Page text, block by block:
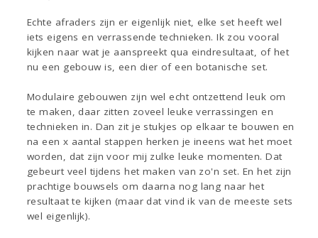
Echte afraders zijn er eigenlijk niet, elke set heeft wel
iets eigens en verrassende technieken. Ik zou vooral
kijken naar wat je aanspreekt qua eindresultaat, of het
nu een gebouw is, een dier of een botanische set.
Modulaire gebouwen zijn wel echt ontzettend leuk om
te maken, daar zitten zoveel leuke verrassingen en
technieken in. Dan zit je stukjes op elkaar te bouwen en
na een x aantal stappen herken je ineens wat het moet
worden, dat zijn voor mij zulke leuke momenten. Dat
gebeurt veel tijdens het maken van zo'n set. En het zijn
prachtige bouwsels om daarna nog lang naar het
resultaat te kijken (maar dat vind ik van de meeste sets
wel eigenlijk).